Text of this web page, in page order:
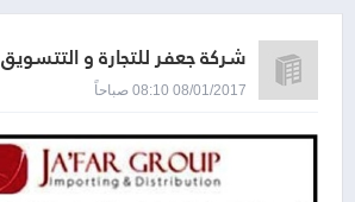
شركة جعفر للتجارة و التتسويق
08/01/2017 08:10 صباحاً